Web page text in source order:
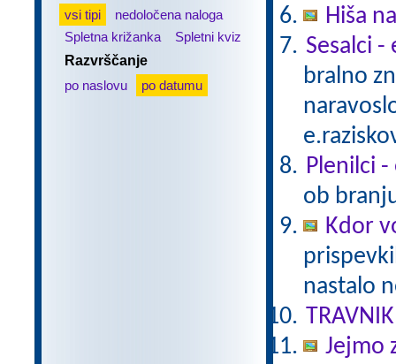
vsi tipi
nedoločena naloga
Spletna križanka
Spletni kviz
Razvrščanje
po naslovu
po datumu
Hiša
Sesalci -
bralno
Plenilci -
ob
Kdor
nastalo
TRAVNIK
Jejmo